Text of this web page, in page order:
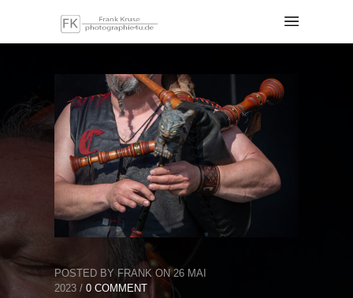
POSTED BY FRANK ON 26 MAI
2023 / 0 COMMENT